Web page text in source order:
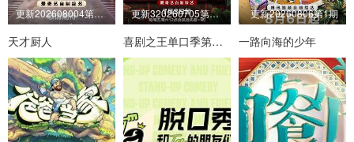
更新202608004第8期吃播直拍
天才厨人
更新320260705第1期加更
喜剧之王单口季第三季
更新20260806第1期
一路向海的少年